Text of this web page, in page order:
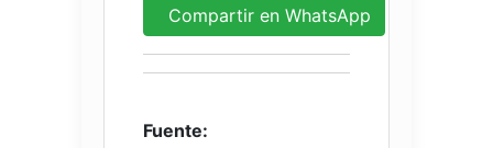
Compartir en WhatsApp
Fuente: